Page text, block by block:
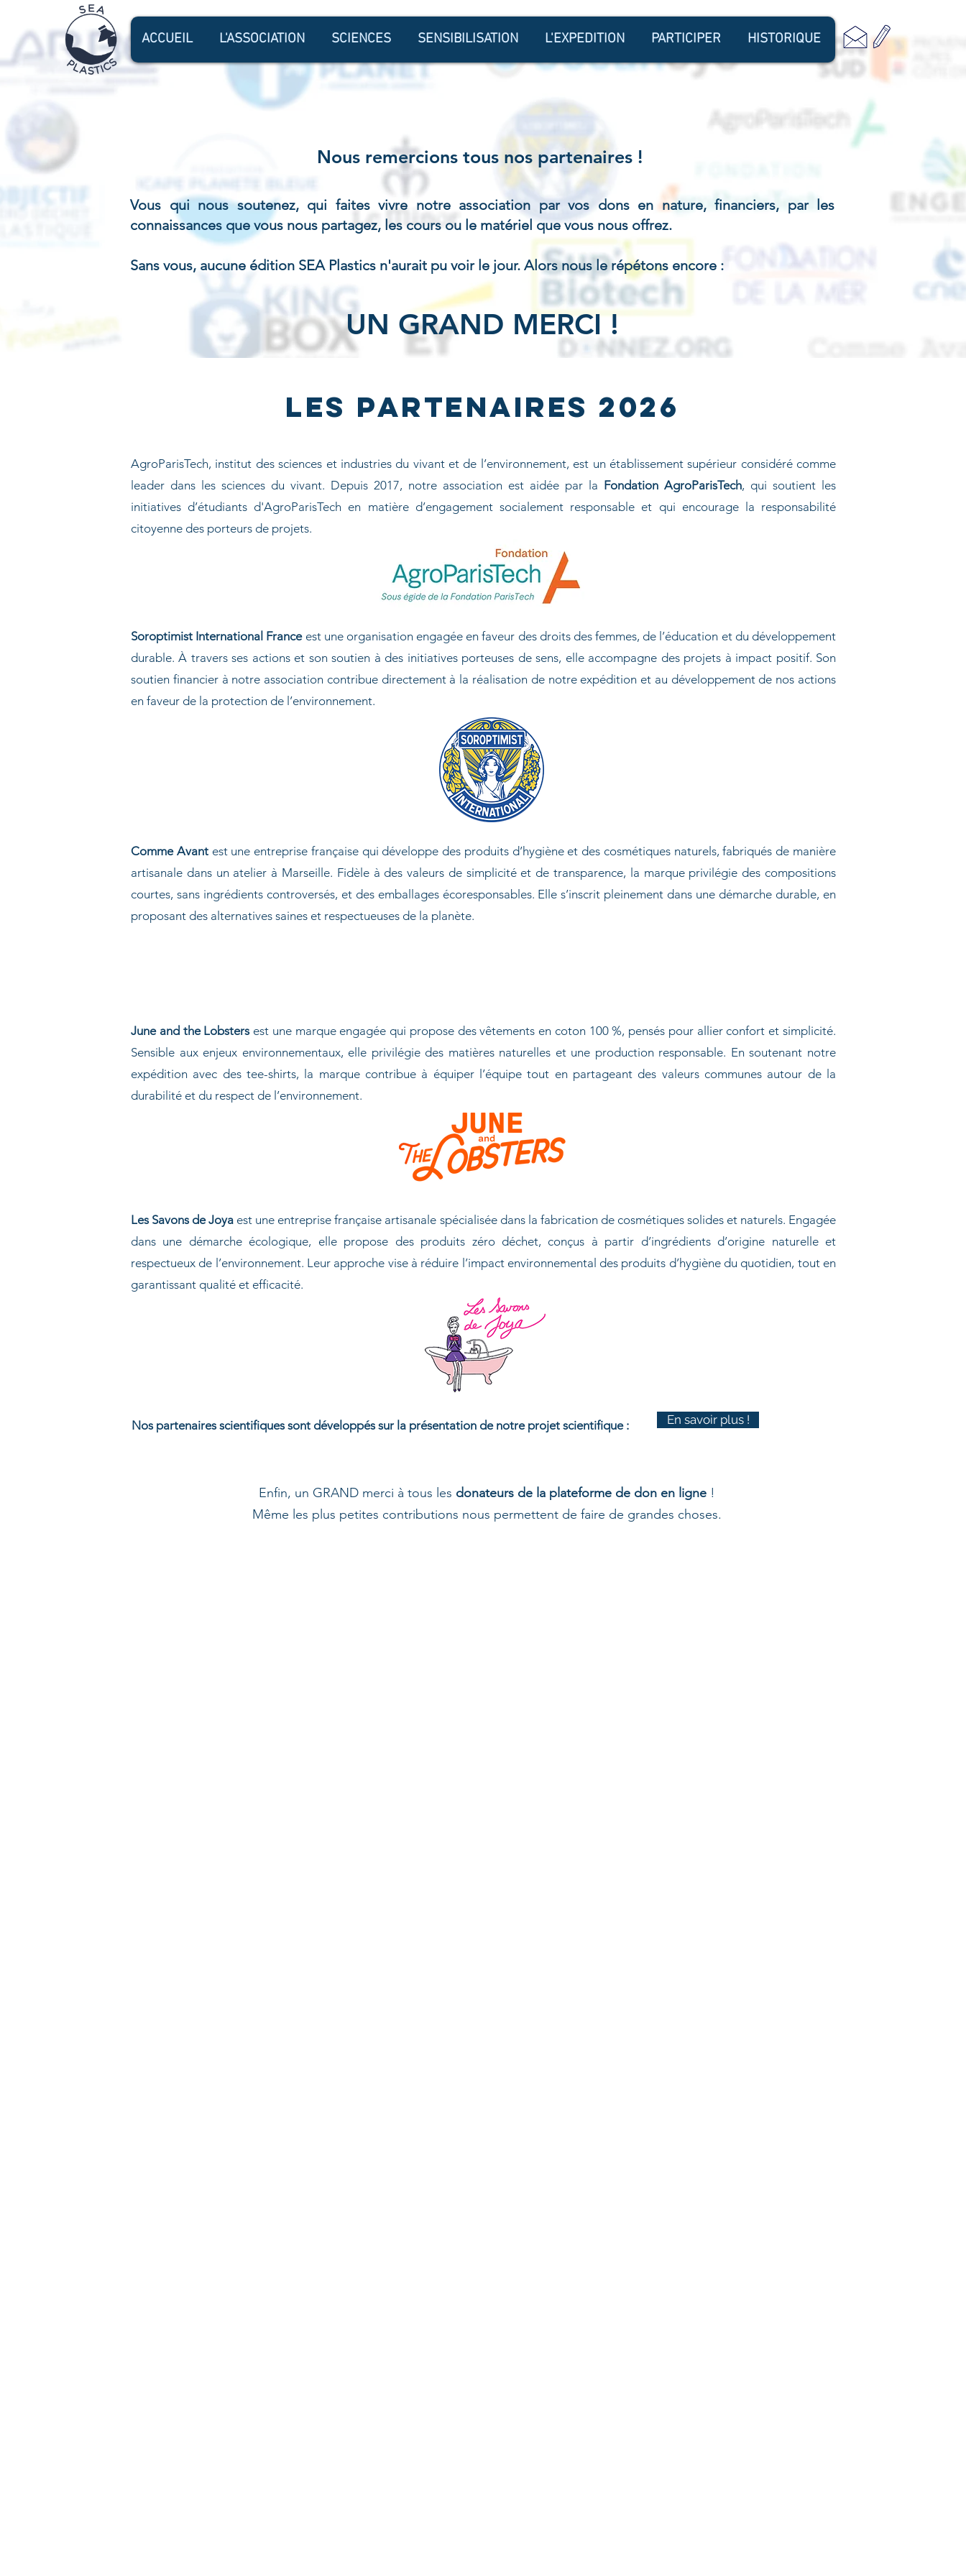
ACCUEIL L'ASSOCIATION SCIENCES SENSIBILISATION L'EXPEDITION PARTICIPER HISTORIQUE
Nous remercions tous nos partenaires !
Vous qui nous soutenez, qui faites vivre notre association par vos dons en nature, financiers, par les
connaissances que vous nous partagez, les cours ou le matériel que vous nous offrez.
Sans vous, aucune édition SEA Plastics n'aurait pu voir le jour. Alors nous le répétons encore :
UN GRAND MERCI !
LES PARTENAIRES 2026
AgroParisTech, institut des sciences et industries du vivant et de l’environnement, est un établissement supérieur considéré comme
leader dans les sciences du vivant. Depuis 2017, notre association est aidée par la Fondation AgroParisTech, qui soutient les
initiatives d’étudiants d'AgroParisTech en matière d’engagement socialement responsable et qui encourage la responsabilité
citoyenne des porteurs de projets.
Soroptimist International France est une organisation engagée en faveur des droits des femmes, de l’éducation et du développement
durable. À travers ses actions et son soutien à des initiatives porteuses de sens, elle accompagne des projets à impact positif. Son
soutien financier à notre association contribue directement à la réalisation de notre expédition et au développement de nos actions
en faveur de la protection de l’environnement.
Comme Avant est une entreprise française qui développe des produits d’hygiène et des cosmétiques naturels, fabriqués de manière
artisanale dans un atelier à Marseille. Fidèle à des valeurs de simplicité et de transparence, la marque privilégie des compositions
courtes, sans ingrédients controversés, et des emballages écoresponsables. Elle s’inscrit pleinement dans une démarche durable, en
proposant des alternatives saines et respectueuses de la planète.
June and the Lobsters est une marque engagée qui propose des vêtements en coton 100 %, pensés pour allier confort et simplicité.
Sensible aux enjeux environnementaux, elle privilégie des matières naturelles et une production responsable. En soutenant notre
expédition avec des tee-shirts, la marque contribue à équiper l’équipe tout en partageant des valeurs communes autour de la
durabilité et du respect de l’environnement.
Les Savons de Joya est une entreprise française artisanale spécialisée dans la fabrication de cosmétiques solides et naturels. Engagée
dans une démarche écologique, elle propose des produits zéro déchet, conçus à partir d’ingrédients d’origine naturelle et
respectueux de l’environnement. Leur approche vise à réduire l’impact environnemental des produits d’hygiène du quotidien, tout en
garantissant qualité et efficacité.​​
Nos partenaires scientifiques sont développés sur la présentation de notre projet scientifique : En savoir plus !
Enfin, un GRAND merci à tous les donateurs de la plateforme de don en ligne !
Même les plus petites contributions nous permettent de faire de grandes choses.